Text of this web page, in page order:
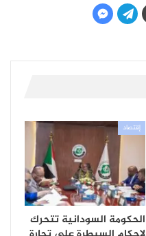
إقتصاد
الحكومة السودانية تتحرك